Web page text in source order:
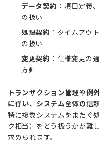
データ契約 ：項目定義
の扱い
処理契約 ：タイムアウ
の扱い
変更契約 ：仕様変更の
方針
トランザクション管理や例
に行い、システム全体の信
特に複数システムをまたぐ
ク相当）をどう扱うかが難
求められます。